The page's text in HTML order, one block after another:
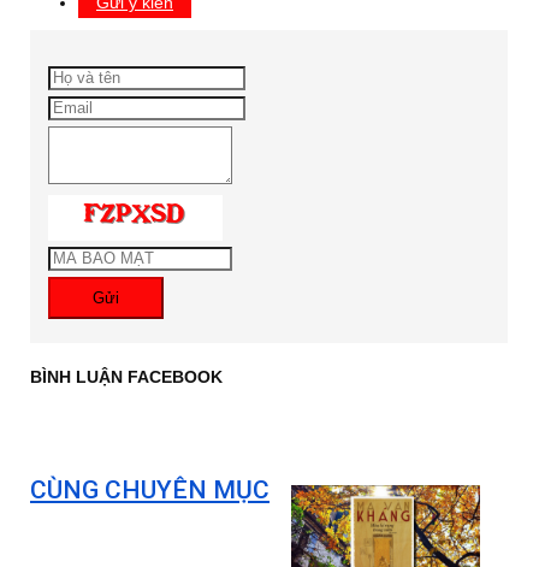
Gửi
BÌNH LUẬN FACEBOOK
CÙNG CHUYÊN MỤC